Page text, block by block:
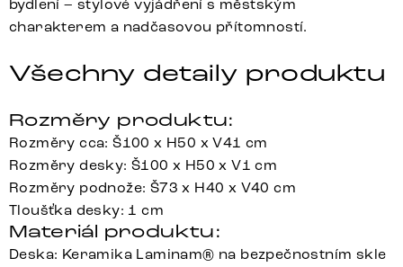
bydlení – stylové vyjádření s městským
charakterem a nadčasovou přítomností.
Všechny detaily produktu
Rozměry produktu:
Rozměry cca: Š100 x H50 x V41 cm
Rozměry desky: Š100 x H50 x V1 cm
Rozměry podnože: Š73 x H40 x V40 cm
Tloušťka desky: 1 cm
Materiál produktu:
Deska: Keramika Laminam® na bezpečnostním skle